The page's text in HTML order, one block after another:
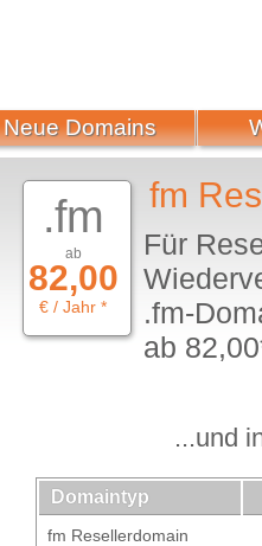
.fm
ab
82,00
€ / Jahr *
fm
Für
.fm-
ab
...und
Domaintyp
fm Resellerdomain
Neue Domains